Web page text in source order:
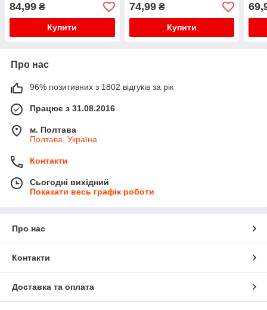
84,99 ₴
Купити
74,99₴
Купити
Про нас
96% позитивних з 1802 відгуків за рік
Працює з 31.08.2016
м. Полтава
Полтава, Україна
Контакти
Сьогодні вихідний
Показати весь графік роботи
Про нас
Контакти
Доставка та оплата